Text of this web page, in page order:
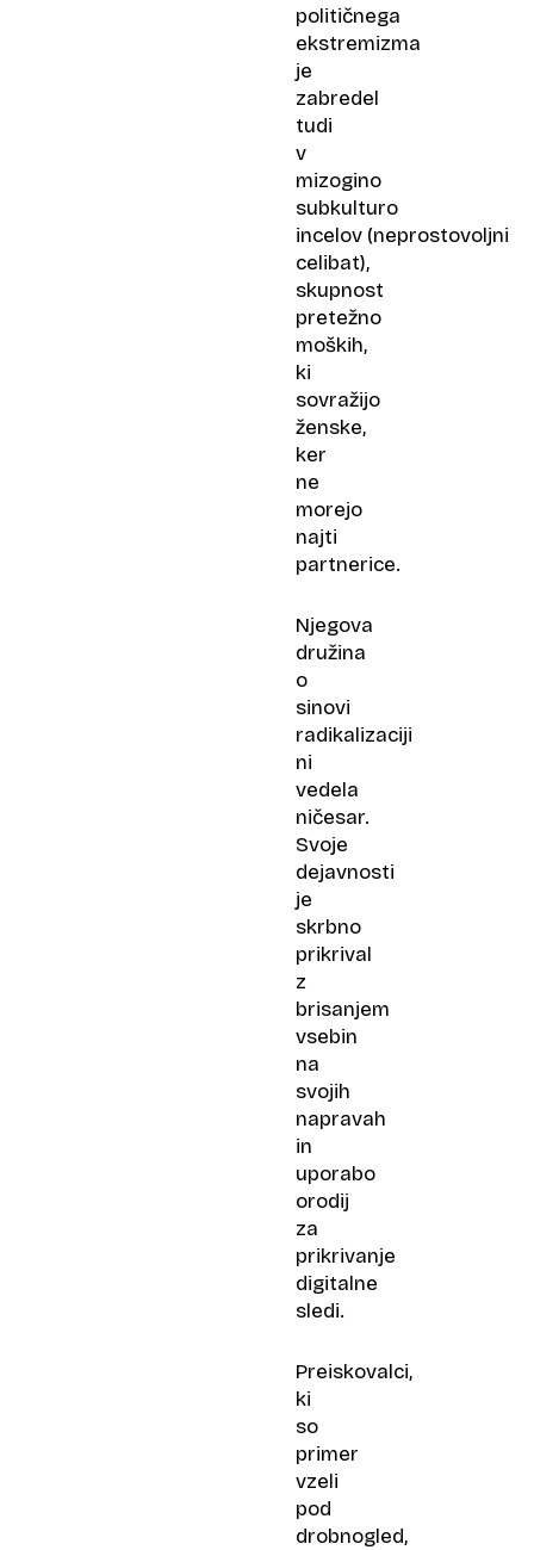
političnega
ekstremizma
je
zabredel
tudi
v
mizogino
subkulturo
incelov (neprostovoljni
celibat),
skupnost
pretežno
moških,
ki
sovražijo
ženske,
ker
ne
morejo
najti
partnerice.
Njegova
družina
o
sinovi
radikalizaciji
ni
vedela
ničesar.
Svoje
dejavnosti
je
skrbno
prikrival
z
brisanjem
vsebin
na
svojih
napravah
in
uporabo
orodij
za
prikrivanje
digitalne
sledi.
Preiskovalci,
ki
so
primer
vzeli
pod
drobnogled,